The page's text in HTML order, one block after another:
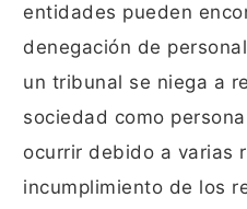
entidades pueden
denegación de
un tribunal se niega a
sociedad como
ocurrir debido a varias
incumplimiento de los